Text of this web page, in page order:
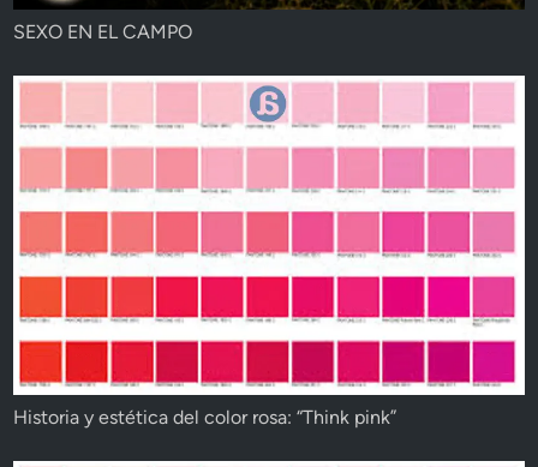
SEXO EN EL CAMPO
Historia y estética del color rosa: “Think pink”